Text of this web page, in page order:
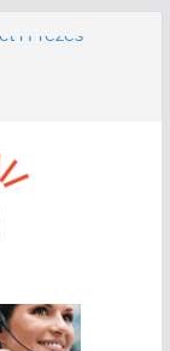
i Prezes
75 lat
R7 od